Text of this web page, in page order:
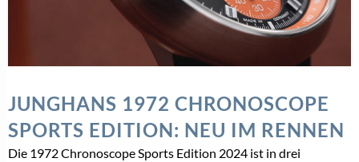
JUNGHANS 1972 CHRONOSCOPE
SPORTS EDITION: NEU IM RENNEN
Die 1972 Chronoscope Sports Edition 2024 ist in drei